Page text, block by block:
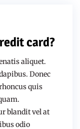
card?
aliquet.
Donec
quis
blandit vel at
odio